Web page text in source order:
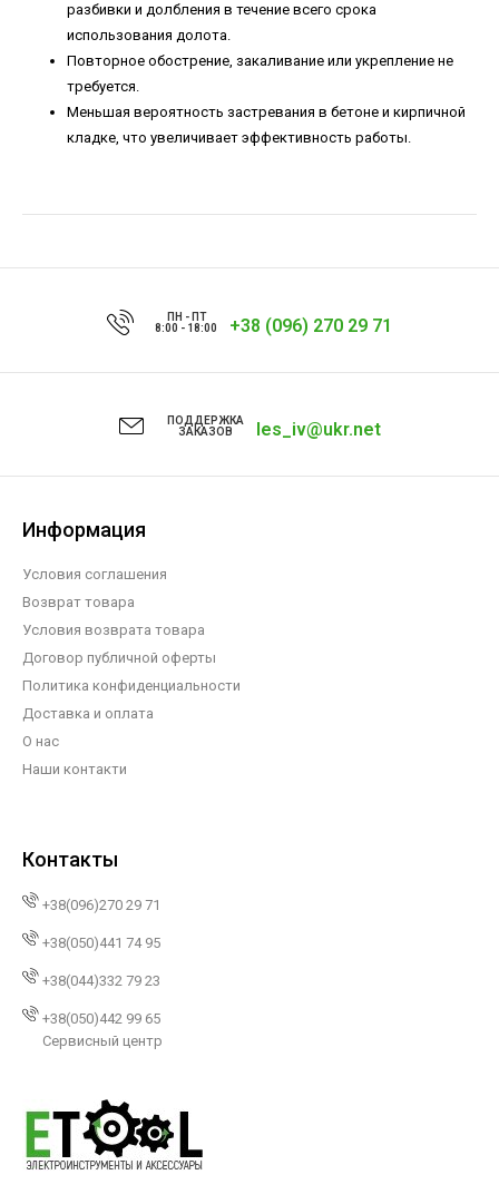
разбивки и долбления в течение всего срока
использования долота.
Повторное обострение, закаливание или укрепление не
требуется.
Меньшая вероятность застревания в бетоне и кирпичной
кладке, что увеличивает эффективность работы.
ПН - ПТ
8:00 - 18:00
+38 (096) 270 29 71
ПОДДЕРЖКА
ЗАКАЗОВ
les_iv@ukr.net
Информация
Условия соглашения
Возврат товара
Условия возврата товара
Договор публичной оферты
Политика конфиденциальности
Доставка и оплата
О нас
Наши контакти
Контакты
+38(096)270 29 71
+38(050)441 74 95
+38(044)332 79 23
+38(050)442 99 65
Сервисный центр